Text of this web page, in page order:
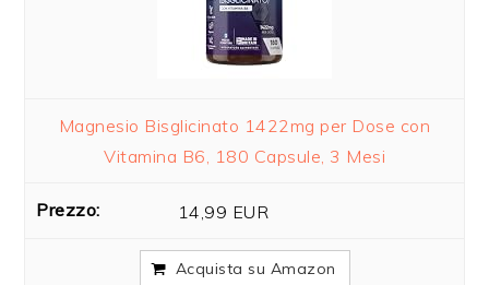
Magnesio Bisglicinato 1422mg per Dose con
Vitamina B6, 180 Capsule, 3 Mesi
14,99 EUR
Acquista su Amazon